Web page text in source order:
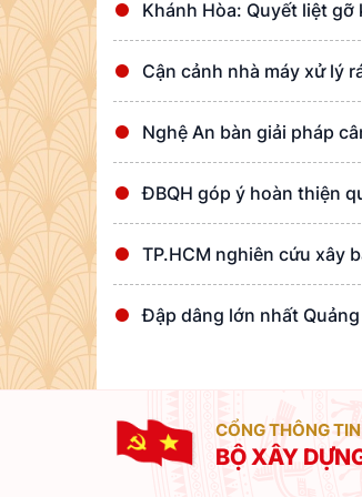
Khánh Hòa: Quyết liệt
Cận cảnh nhà máy xử lý
Nghệ An bàn giải pháp
ĐBQH góp ý hoàn thiện
TP.HCM nghiên cứu xây
Đập dâng lớn nhất
CỔNG THÔNG
BỘ XÂY